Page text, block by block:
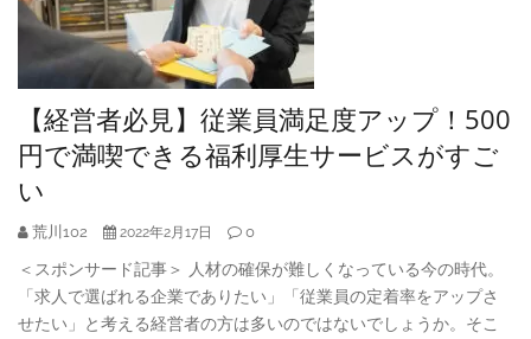
【経営者必見】従業員満足度アップ！500
円で満喫できる福利厚生サービスがすご
い
荒川102 2022年2月17日 0
＜スポンサード記事＞ 人材の確保が難しくなっている今の時代。
「求人で選ばれる企業でありたい」「従業員の定着率をアップさ
せたい」と考える経営者の方は多いのではないでしょうか。そこ